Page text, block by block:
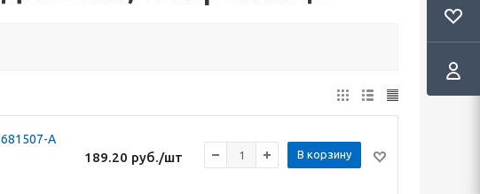
A
189.20 руб./шт В корзину